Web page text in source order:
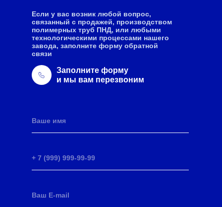
Если у вас возник любой вопрос,
связанный с продажей, производством
полимерных труб ПНД, или любыми
технологическими процессами нашего
завода, заполните форму обратной
связи
Заполните форму
и мы вам перезвоним